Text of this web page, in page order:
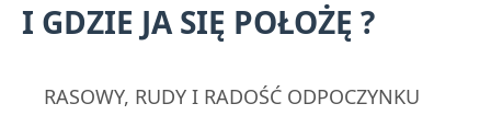
I GDZIE JA SIĘ POŁOŻĘ ?
RASOWY, RUDY I RADOŚĆ ODPOCZYNKU